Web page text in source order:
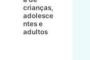
crianças,
adolesce
ntes e
adultos